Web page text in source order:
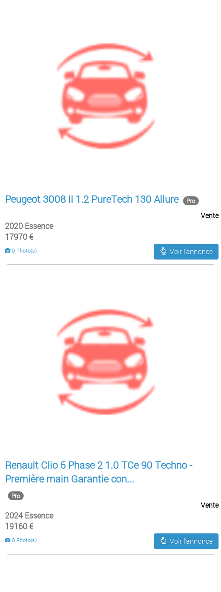
Peugeot 3008 II 1.2 PureTech 130 Allure Pro
Vente
2020 Essence
17970 €
Voir l'annonce
0 Photo(s)
Renault Clio 5 Phase 2 1.0 TCe 90 Techno -
Première main Garantie con...
Pro
Vente
2024 Essence
19160 €
Voir l'annonce
0 Photo(s)